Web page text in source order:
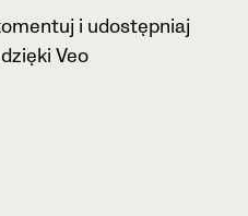
i udostępniaj
Veo